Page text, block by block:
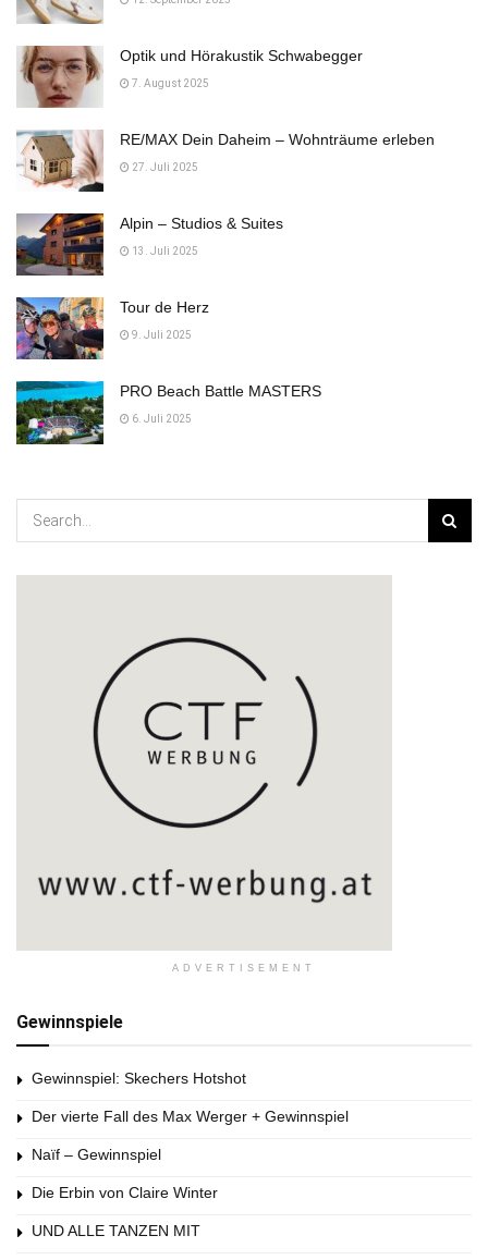
Optik und Hörakustik Schwabegger
7. August 2025
RE/MAX Dein Daheim – Wohnträume erleben
27. Juli 2025
Alpin – Studios & Suites
13. Juli 2025
Tour de Herz
9. Juli 2025
PRO Beach Battle MASTERS
6. Juli 2025
ADVERTISEMENT
Gewinnspiele
Gewinnspiel: Skechers Hotshot
Der vierte Fall des Max Werger + Gewinnspiel
Naïf – Gewinnspiel
Die Erbin von Claire Winter
UND ALLE TANZEN MIT